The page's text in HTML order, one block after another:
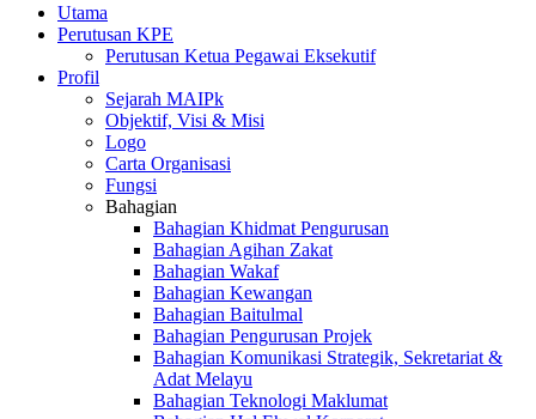
Utama
Perutusan KPE
Perutusan Ketua Pegawai Eksekutif
Profil
Sejarah MAIPk
Objektif, Visi & Misi
Logo
Carta Organisasi
Fungsi
Bahagian
Bahagian Khidmat Pengurusan
Bahagian Agihan Zakat
Bahagian Wakaf
Bahagian Kewangan
Bahagian Baitulmal
Bahagian Pengurusan Projek
Bahagian Komunikasi Strategik, Sekretariat &
Adat Melayu
Bahagian Teknologi Maklumat